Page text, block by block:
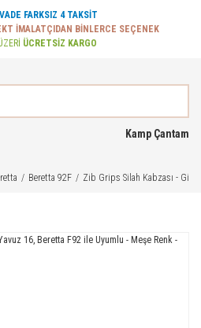
VADE FARKSIZ 4 TAKSİT
İMALATÇIDAN BİNLERCE SEÇENEK
ÜCRETSİZ KARGO
Kamp Çantam
Beretta 92F Zib Grips Silah Kabzası -